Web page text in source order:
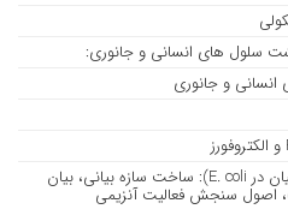
سلول های انسانی و جانوری:
و جانوری
- از ژن تا پروتئین (بخش اول؛ بیان در E. coli): ساخت سازه بیانی، بیان
اصول سنجش فعالیت آنزیمی